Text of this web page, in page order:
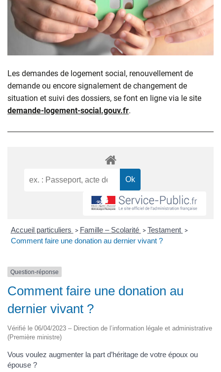
Les demandes de logement social, renouvellement de
demande ou encore signalement de changement de
situation et suivi des dossiers, se font en ligne via le site
demande-logement-social.gouv.fr.
Accueil particuliers > Famille – Scolarité > Testament >
Comment faire une donation au dernier vivant ?
Question-réponse
Comment faire une donation au
dernier vivant ?
Vérifié le 06/04/2023 – Direction de l’information légale et administrative
(Première ministre)
Vous voulez augmenter la part d’héritage de votre époux ou
épouse ?